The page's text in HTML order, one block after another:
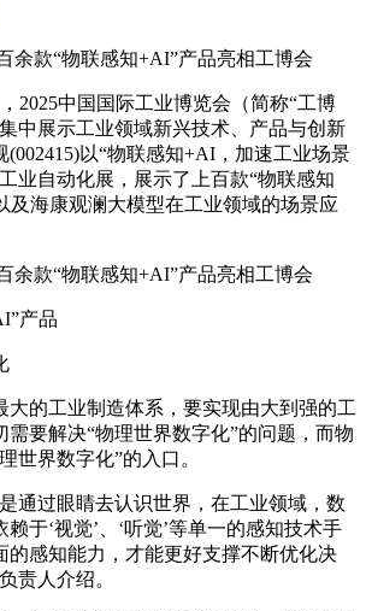
中国国际工业博览会（简称“工博
中展示工业领域新兴技术、产品与创新
以“物联感知+AI，加速工业场景
业自动化展，展示了上百款“物联感知
及海康观澜大模型在工业领域的场景应
产品
的工业制造体系，要实现由大到强的工
需要解决“物理世界数字化”的问题，而物
世界数字化”的入口。
过眼睛去认识世界，在工业领域，数
于‘视觉’、‘听觉’等单一的感知技术手
的感知能力，才能更好支撑不断优化决
责人介绍。